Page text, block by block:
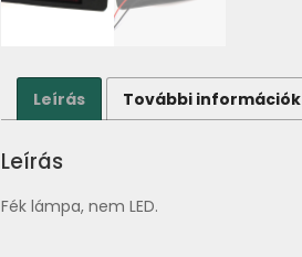
Leírás További információk
Leírás
Fék lámpa, nem LED.